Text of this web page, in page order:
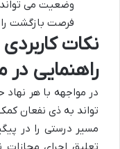
وضعیت می تواند
فرصت بازگشت را
نکات
راهنمایی
در مواجهه با هر
تواند به ذی نفعان
مسیر درستی را در